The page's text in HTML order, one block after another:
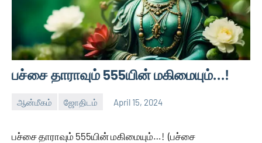
பச்சை தாராவும் 555யின் மகிமையும்…!
ஆன்மீகம் ஜோதிடம் April 15, 2024
Auser
No
பச்சை தாராவும் 555யின் மகிமையும்…! (பச்சை